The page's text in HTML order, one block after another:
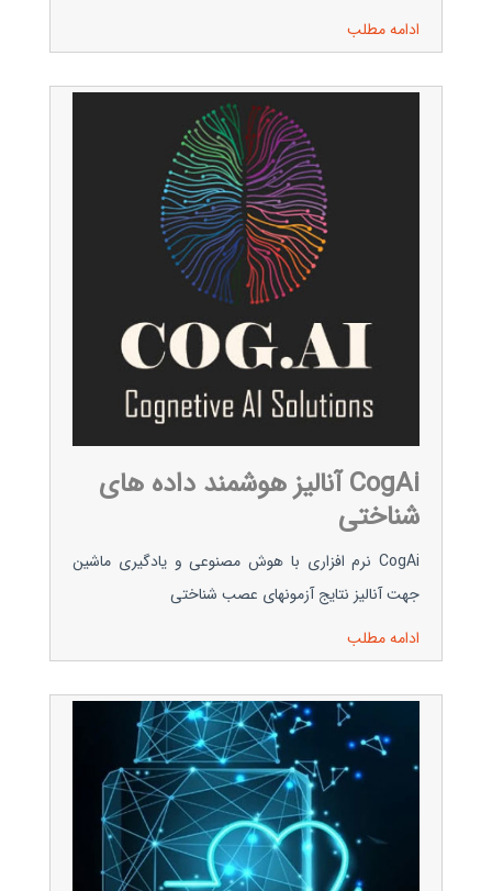
ادامه مطلب
CogAi آنالیز هوشمند داده های
شناختی
CogAi نرم افزاری با هوش مصنوعی و یادگیری ماشین
جهت آنالیز نتایج آزمونهای عصب شناختی
ادامه مطلب